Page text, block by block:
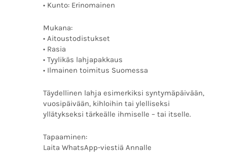
• Kunto: Erinomainen
Mukana:
• Aitoustodistukset
• Rasia
• Tyylikäs lahjapakkaus
• Ilmainen toimitus Suomessa
Täydellinen lahja esimerkiksi syntymäpäivään,
vuosipäivään, kihloihin tai ylelliseksi
yllätykseksi tärkeälle ihmiselle – tai itselle.
Tapaaminen:
Laita WhatsApp-viestiä Annalle